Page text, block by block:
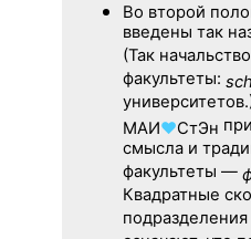
Во второй
введены так
(Так
факультеты:
МАИ♥СтЭн
смысла и
факультеты —
Квадратные